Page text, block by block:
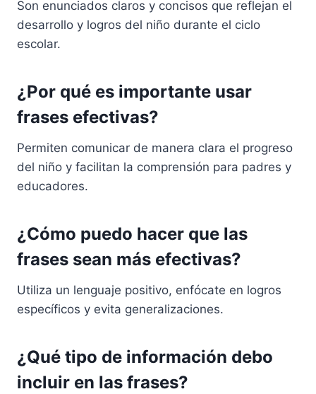
Son enunciados claros y concisos que reflejan el
desarrollo y logros del niño durante el ciclo
escolar.
¿Por qué es importante usar
frases efectivas?
Permiten comunicar de manera clara el progreso
del niño y facilitan la comprensión para padres y
educadores.
¿Cómo puedo hacer que las
frases sean más efectivas?
Utiliza un lenguaje positivo, enfócate en logros
específicos y evita generalizaciones.
¿Qué tipo de información debo
incluir en las frases?